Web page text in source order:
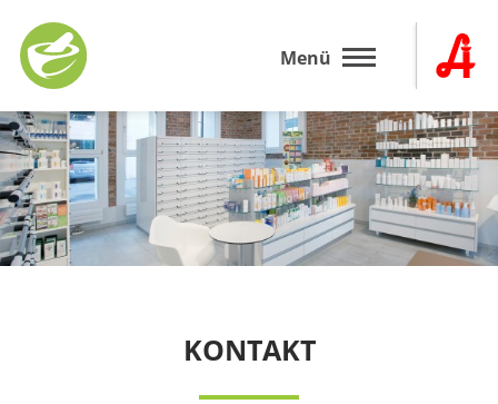
Inhalt
springen
Menü
KONTAKT